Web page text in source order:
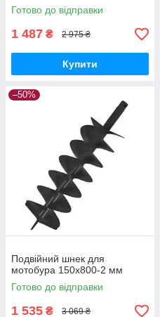
Готово до відправки
1 487 ₴ 2 975 ₴
Купити
–50%
Подвійний шнек для
мотобура 150х800-2 мм
Готово до відправки
1 535 ₴ 3 069 ₴